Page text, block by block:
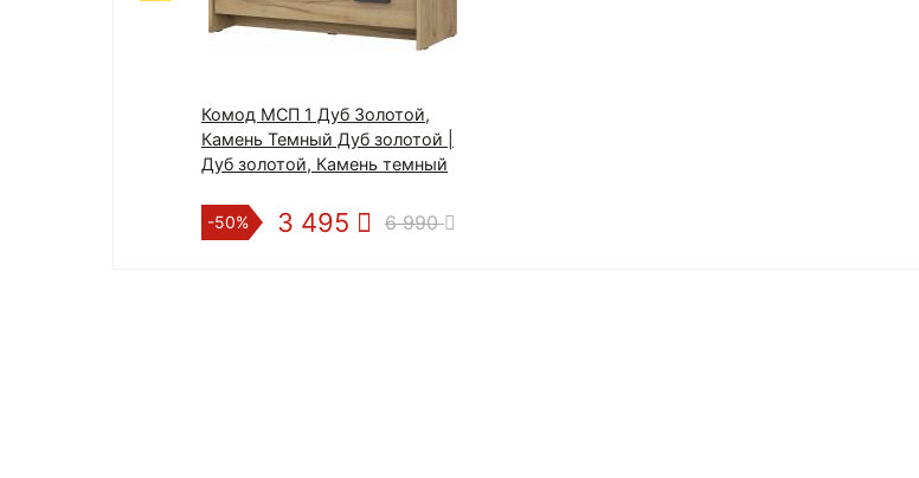
Комод МСП 1 Дуб Золотой,
Камень Темный Дуб золотой |
Дуб золотой, Камень темный
-50% 3 495 6 990